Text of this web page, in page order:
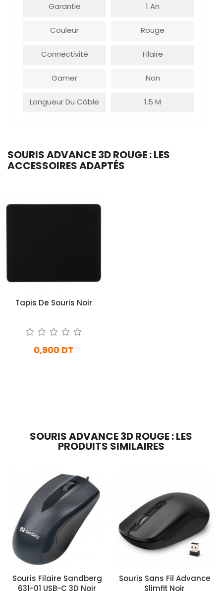
Garantie
1 An
Couleur Rouge
Connectivité Filaire
Gamer Non
Longueur Du Câble 1.5 M
SOURIS ADVANCE 3D ROUGE : LES
ACCESSOIRES ADAPTÉS
Tapis De Souris Noir
0,900 DT
SOURIS ADVANCE 3D ROUGE : LES
PRODUITS SIMILAIRES
Souris Filaire Sandberg
631-01 USB-C 3D Noir
Souris Sans Fil Advance
Slimfit Noir